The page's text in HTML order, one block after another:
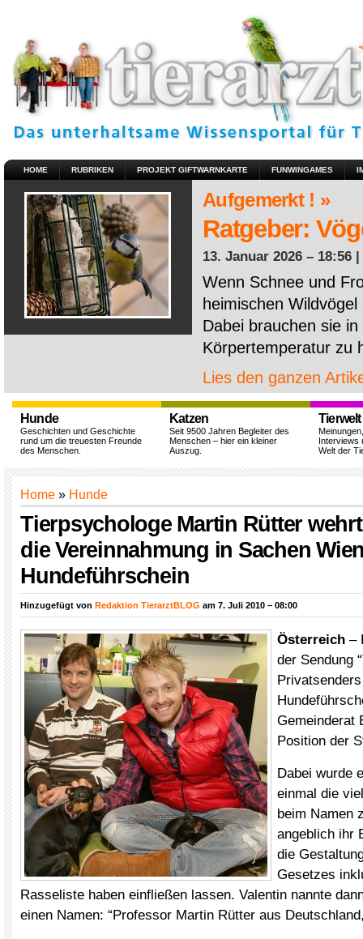
HOME RUBRIKEN PROJEKT GIFTWARNKARTE FUNWINGAMES
Aufgemerkt ! »
Ratgeber:
13. Januar 2026 – 18:56 |
Wenn Schnee und
heimischen
Dabei brauchen sie
Körpertemperatur zu
Lies den ganzen
Hunde
Geschichten und Geschichte
rund um die treuesten Freunde
des Menschen.
Katzen
Seit 9500 Jahren Begleiter des
Menschen – hier ein kleiner
Auszug.
Tierwelt
Interviews
Welt der
Home » Hunde
Tierpsychologe Martin Rütter
die Vereinnahmung in Sachen
Hundeführschein
Hinzugefügt von Redaktion TierarztBLOG am 7. Juli 2010 – 08:00
Österreich –
der Sendung
Gemeinderat
Position der
Dabei wurde
einmal die
beim Namen
angeblich ihr
die
Gesetzes
Rasseliste haben einfließen lassen. Valentin nannte
einen Namen: “Professor Martin Rütter aus